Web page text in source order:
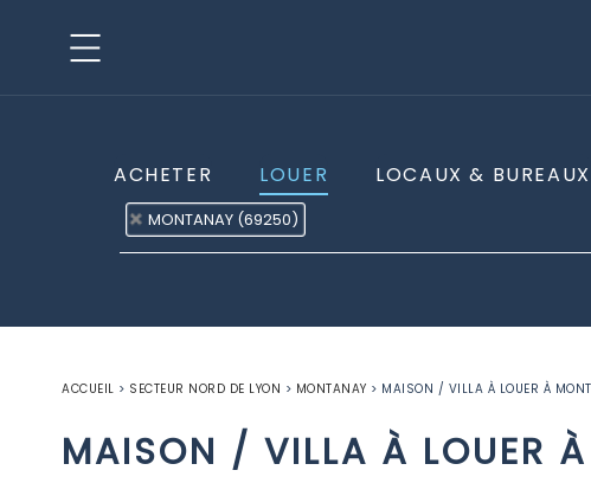
ACHETER LOUER LOCAUX & BUREAUX
MONTANAY (69250)
ACCUEIL > SECTEUR NORD DE LYON > MONTANAY > MAISON / VILLA À LOUER À
MAISON / VILLA À LOUER